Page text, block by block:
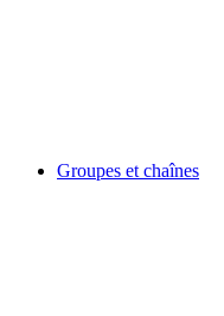
Groupes et chaînes